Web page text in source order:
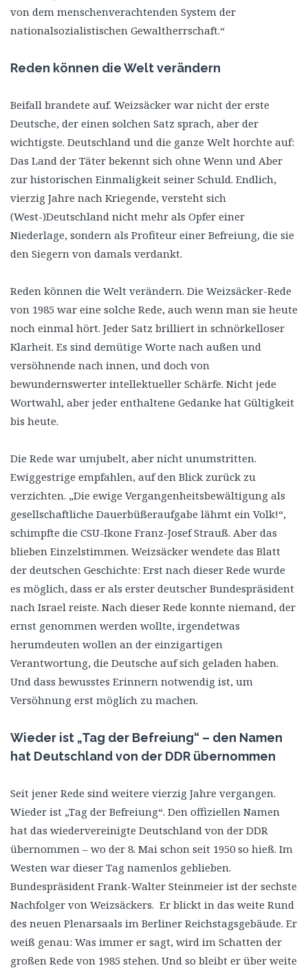
von dem menschenverachtenden System der
nationalsozialistischen Gewaltherrschaft.“
Reden können die Welt verändern
Beifall brandete auf. Weizsäcker war nicht der erste
Deutsche, der einen solchen Satz sprach, aber der
wichtigste. Deutschland und die ganze Welt horchte auf:
Das Land der Täter bekennt sich ohne Wenn und Aber
zur historischen Einmaligkeit seiner Schuld. Endlich,
vierzig Jahre nach Kriegende, versteht sich
(West-)Deutschland nicht mehr als Opfer einer
Niederlage, sondern als Profiteur einer Befreiung, die sie
den Siegern von damals verdankt.
Reden können die Welt verändern. Die Weizsäcker-Rede
von 1985 war eine solche Rede, auch wenn man sie heute
noch einmal hört. Jeder Satz brilliert in schnörkelloser
Klarheit. Es sind demütige Worte nach außen und
versöhnende nach innen, und doch von
bewundernswerter intellektueller Schärfe. Nicht jede
Wortwahl, aber jeder enthaltene Gedanke hat Gültigkeit
bis heute.
Die Rede war umjubelt, aber nicht unumstritten.
Ewiggestrige empfahlen, auf den Blick zurück zu
verzichten. „Die ewige Vergangenheitsbewältigung als
gesellschaftliche Dauerbüßeraufgabe lähmt ein Volk!“,
schimpfte die CSU-Ikone Franz-Josef Strauß. Aber das
blieben Einzelstimmen. Weizsäcker wendete das Blatt
der deutschen Geschichte: Erst nach dieser Rede wurde
es möglich, dass er als erster deutscher Bundespräsident
nach Israel reiste. Nach dieser Rede konnte niemand, der
ernst genommen werden wollte, irgendetwas
herumdeuten wollen an der einzigartigen
Verantwortung, die Deutsche auf sich geladen haben.
Und dass bewusstes Erinnern notwendig ist, um
Versöhnung erst möglich zu machen.
Wieder ist „Tag der Befreiung“ – den Namen
hat Deutschland von der DDR übernommen
Seit jener Rede sind weitere vierzig Jahre vergangen.
Wieder ist „Tag der Befreiung“. Den offiziellen Namen
hat das wiedervereinigte Deutschland von der DDR
übernommen – wo der 8. Mai schon seit 1950 so hieß. Im
Westen war dieser Tag namenlos geblieben.
Bundespräsident Frank-Walter Steinmeier ist der sechste
Nachfolger von Weizsäckers. Er blickt in das weite Rund
des neuen Plenarsaals im Berliner Reichstagsgebäude. Er
weiß genau: Was immer er sagt, wird im Schatten der
großen Rede von 1985 stehen. Und so bleibt er über weite